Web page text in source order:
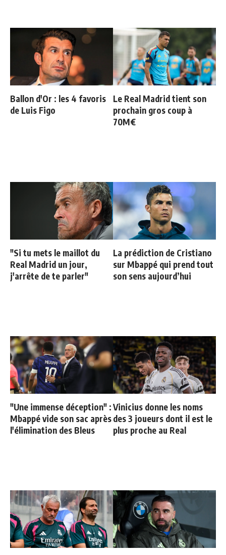
Ballon d'Or : les 4 favoris
de Luis Figo
Le Real Madrid tient son
prochain gros coup à
70M€
"Si tu mets le maillot du
Real Madrid un jour,
j'arrête de te parler"
La prédiction de Cristiano
sur Mbappé qui prend tout
son sens aujourd’hui
"Une immense déception" :
Mbappé vide son sac après
l'élimination des Bleus
Vinicius donne les noms
des 3 joueurs dont il est le
plus proche au Real